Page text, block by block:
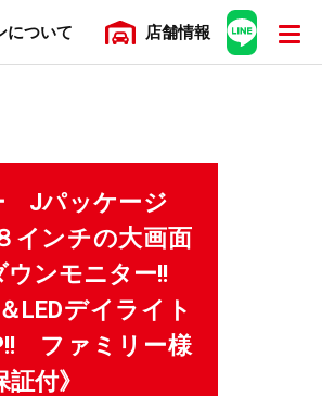
について 店舗情報
Jパッケージ
インチの大画面
ウンモニター!!
LEDデイライト
ファミリー様
付》